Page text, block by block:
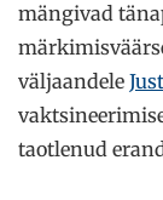
mängivad
väljaandele
taotlenud